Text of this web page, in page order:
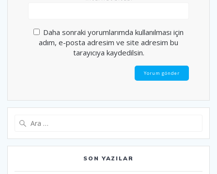
Daha sonraki yorumlarımda kullanılması için
adım, e-posta adresim ve site adresim bu
tarayıcıya kaydedilsin.
SON YAZILAR